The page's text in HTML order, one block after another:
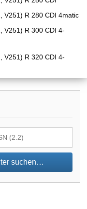
V251) R 280 CDI 4matic
V251) R 300 CDI 4-
V251) R 320 CDI 4-
suchen…